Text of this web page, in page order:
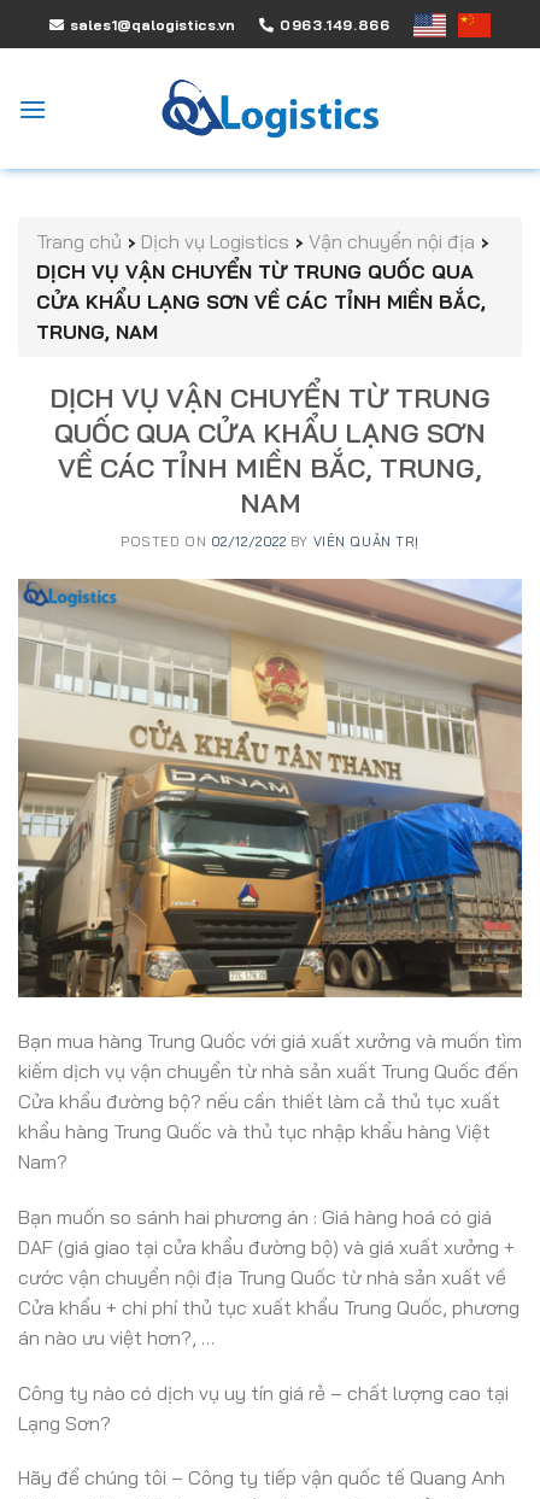
to
sales1@qalogistics.vn 0963.149.866
Trang chủ › Dịch vụ Logistics › Vận chuyển nội địa ›
DỊCH VỤ VẬN CHUYỂN TỪ TRUNG QUỐC QUA
CỬA KHẨU LẠNG SƠN VỀ CÁC TỈNH MIỀN BẮC,
TRUNG, NAM
DỊCH VỤ VẬN CHUYỂN TỪ TRUNG
QUỐC QUA CỬA KHẨU LẠNG SƠN
VỀ CÁC TỈNH MIỀN BẮC, TRUNG,
NAM
POSTED ON 02/12/2022 BY VIÊN QUẢN TRỊ
Bạn mua hàng Trung Quốc với giá xuất xưởng và muốn tìm
kiếm dịch vụ vận chuyển từ nhà sản xuất Trung Quốc đến
Cửa khẩu đường bộ? nếu cần thiết làm cả thủ tục xuất
khẩu hàng Trung Quốc và thủ tục nhập khẩu hàng Việt
Nam?
Bạn muốn so sánh hai phương án : Giá hàng hoá có giá
DAF (giá giao tại cửa khẩu đường bộ) và giá xuất xưởng +
cước vận chuyển nội địa Trung Quốc từ nhà sản xuất về
Cửa khẩu + chi phí thủ tục xuất khẩu Trung Quốc, phương
án nào ưu việt hơn?, …
Công ty nào có dịch vụ uy tín giá rẻ – chất lượng cao tại
Lạng Sơn?
Hãy để chúng tôi – Công ty tiếp vận quốc tế Quang Anh